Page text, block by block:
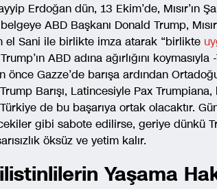
Erdoğan dün, 13 Ekim’de, Mısır’ın
ABD Başkanı Donald Trump,
el Sani ile birlikte imza atarak “birlikte
ABD adına ağırlığını
önce Gazze’de barışa ardından
Trump Barışı, Latincesiyle Pax
de bu başarıya ortak olacaktır.
gibi sabote edilirse, geriye dünkü
öksüz ve yetim kalır.
Yaşama